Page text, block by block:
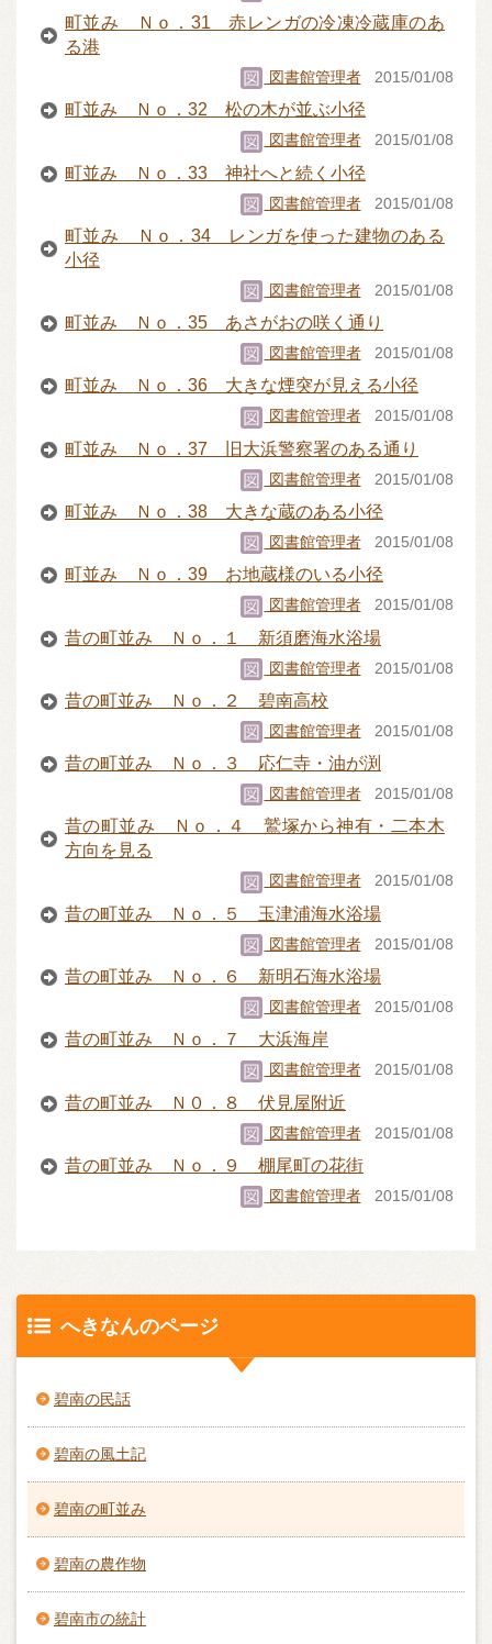
町並み Ｎｏ．31 赤レンガの冷凍冷蔵庫のあ
る港
2015/01/08
図書館管理者
町並み Ｎｏ．32 松の木が並ぶ小径
2015/01/08
図書館管理者
町並み Ｎｏ．33 神社へと続く小径
2015/01/08
図書館管理者
町並み Ｎｏ．34 レンガを使った建物のある
小径
2015/01/08
図書館管理者
町並み Ｎｏ．35 あさがおの咲く通り
2015/01/08
図書館管理者
町並み Ｎｏ．36 大きな煙突が見える小径
2015/01/08
図書館管理者
町並み Ｎｏ．37 旧大浜警察署のある通り
2015/01/08
図書館管理者
町並み Ｎｏ．38 大きな蔵のある小径
2015/01/08
図書館管理者
町並み Ｎｏ．39 お地蔵様のいる小径
2015/01/08
図書館管理者
昔の町並み Ｎｏ．１ 新須磨海水浴場
2015/01/08
図書館管理者
昔の町並み Ｎｏ．２ 碧南高校
2015/01/08
図書館管理者
昔の町並み Ｎｏ．３ 応仁寺・油が渕
2015/01/08
図書館管理者
昔の町並み Ｎｏ．４ 鷲塚から神有・二本木
方向を見る
2015/01/08
図書館管理者
昔の町並み Ｎｏ．５ 玉津浦海水浴場
2015/01/08
図書館管理者
昔の町並み Ｎｏ．６ 新明石海水浴場
2015/01/08
図書館管理者
昔の町並み Ｎｏ．７ 大浜海岸
2015/01/08
図書館管理者
昔の町並み Ｎ０．８ 伏見屋附近
2015/01/08
図書館管理者
昔の町並み Ｎｏ．９ 棚尾町の花街
2015/01/08
図書館管理者
へきなんのページ
碧南の民話
碧南の風土記
碧南の町並み
碧南の農作物
碧南市の統計